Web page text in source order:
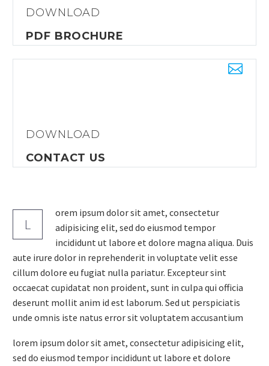
DOWNLOAD
PDF BROCHURE


DOWNLOAD
CONTACT US
L
orem ipsum dolor sit amet, consectetur
adipisicing elit, sed do eiusmod tempor
incididunt ut labore et dolore magna aliqua. Duis
aute irure dolor in reprehenderit in voluptate velit esse
cillum dolore eu fugiat nulla pariatur. Excepteur sint
occaecat cupidatat non proident, sunt in culpa qui officia
deserunt mollit anim id est laborum. Sed ut perspiciatis
unde omnis iste natus error sit voluptatem accusantium
lorem ipsum dolor sit amet, consectetur adipisicing elit,
sed do eiusmod tempor incididunt ut labore et dolore